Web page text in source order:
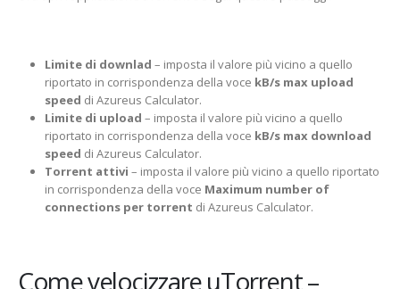
Limite di downlad – imposta il valore più vicino a quello
riportato in corrispondenza della voce kB/s max upload
speed di Azureus Calculator.
Limite di upload – imposta il valore più vicino a quello
riportato in corrispondenza della voce kB/s max download
speed di Azureus Calculator.
Torrent attivi – imposta il valore più vicino a quello riportato
in corrispondenza della voce Maximum number of
connections per torrent di Azureus Calculator.
Come velocizzare uTorrent –